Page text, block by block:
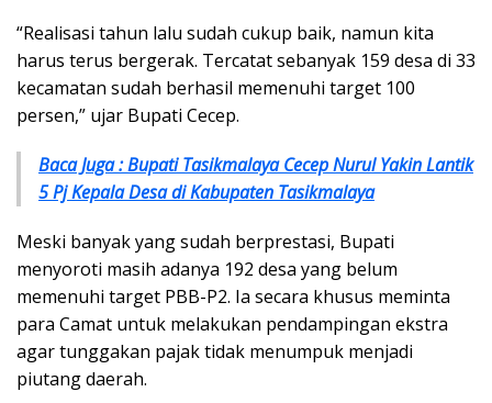
“Realisasi tahun lalu sudah cukup baik, namun kita
harus terus bergerak. Tercatat sebanyak 159 desa di 33
kecamatan sudah berhasil memenuhi target 100
persen,” ujar Bupati Cecep.
Baca Juga : Bupati Tasikmalaya Cecep Nurul Yakin Lantik
5 Pj Kepala Desa di Kabupaten Tasikmalaya
Meski banyak yang sudah berprestasi, Bupati
menyoroti masih adanya 192 desa yang belum
memenuhi target PBB-P2. Ia secara khusus meminta
para Camat untuk melakukan pendampingan ekstra
agar tunggakan pajak tidak menumpuk menjadi
piutang daerah.